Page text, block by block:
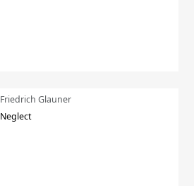
Friedrich Glauner
Neglect